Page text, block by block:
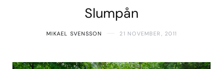
Slumpån
MIKAEL SVENSSON 21 NOVEMBER, 2011